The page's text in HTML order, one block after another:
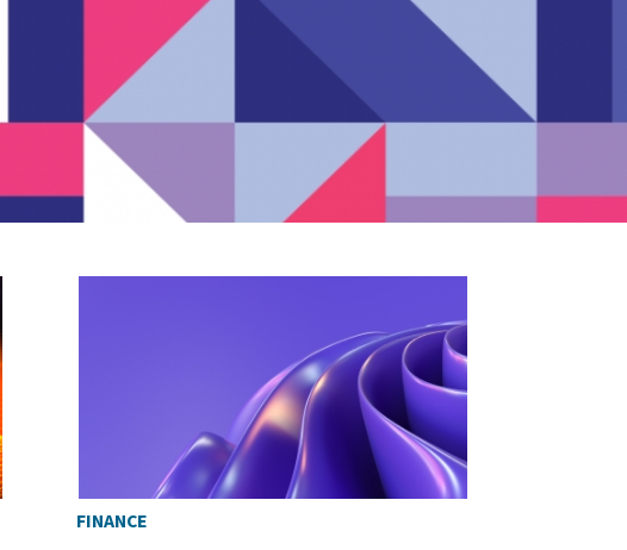
FINANCE